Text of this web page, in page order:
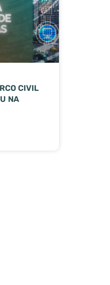
CIVIL
NA